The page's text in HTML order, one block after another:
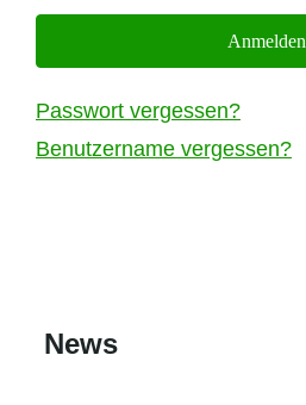
Anmelden
Passwort vergessen?
Benutzername vergessen?
News